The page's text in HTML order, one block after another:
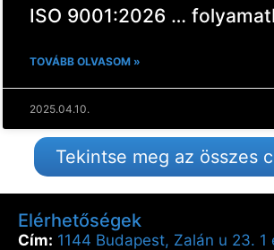
ISO 9001:2026 …
TOVÁBB OLVASOM »
2025.04.10.
Tekintse meg az összes
Elérhetőségek
Cím: 1144 Budapest, Zalán u 23. 1